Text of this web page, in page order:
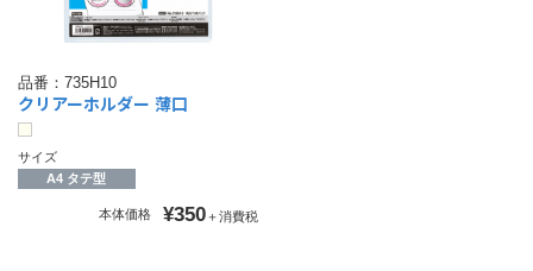
品番： 735H10
クリアーホルダー 薄口
サイズ
A4 タテ型
本体価格 ¥350＋消費税